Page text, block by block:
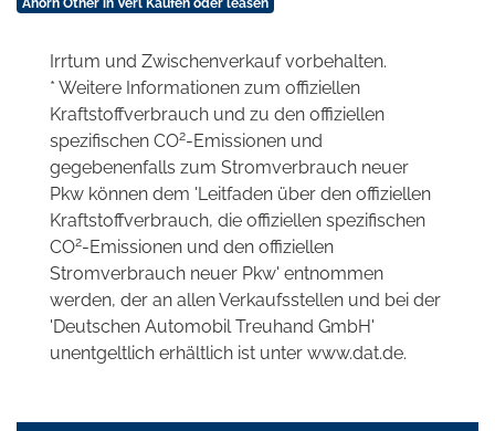
Ahorn Other in Verl Kaufen oder leasen
Irrtum und Zwischenverkauf vorbehalten.
* Weitere Informationen zum offiziellen
Kraftstoffverbrauch und zu den offiziellen
spezifischen CO2-Emissionen und
gegebenenfalls zum Stromverbrauch neuer
Pkw können dem 'Leitfaden über den offiziellen
Kraftstoffverbrauch, die offiziellen spezifischen
CO2-Emissionen und den offiziellen
Stromverbrauch neuer Pkw' entnommen
werden, der an allen Verkaufsstellen und bei der
'Deutschen Automobil Treuhand GmbH'
unentgeltlich erhältlich ist unter www.dat.de.